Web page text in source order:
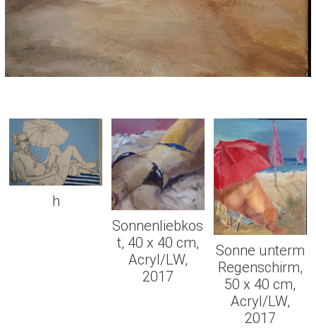
h
Sonnenliebkos
t, 40 x 40 cm,
Acryl/LW,
2017
Sonne unterm
Regenschirm,
50 x 40 cm,
Acryl/LW,
2017